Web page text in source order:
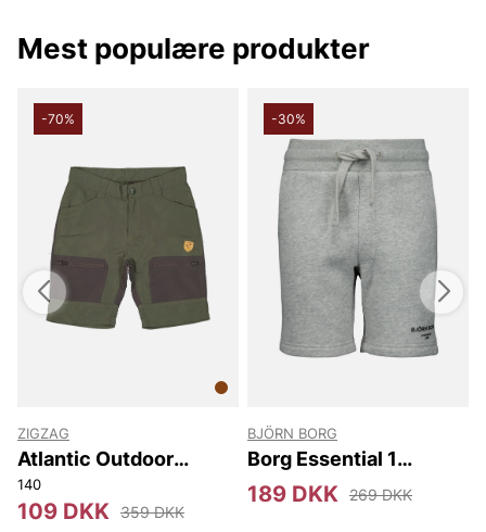
Mest populære produkter
-70%
ZIGZAG
Atlantic Outdoor
Shorts
140
109 DKK 359 DKK
-30%
BJÖRN BORG
Borg Essential 1
Sweatshorts
189 DKK 269 DKK